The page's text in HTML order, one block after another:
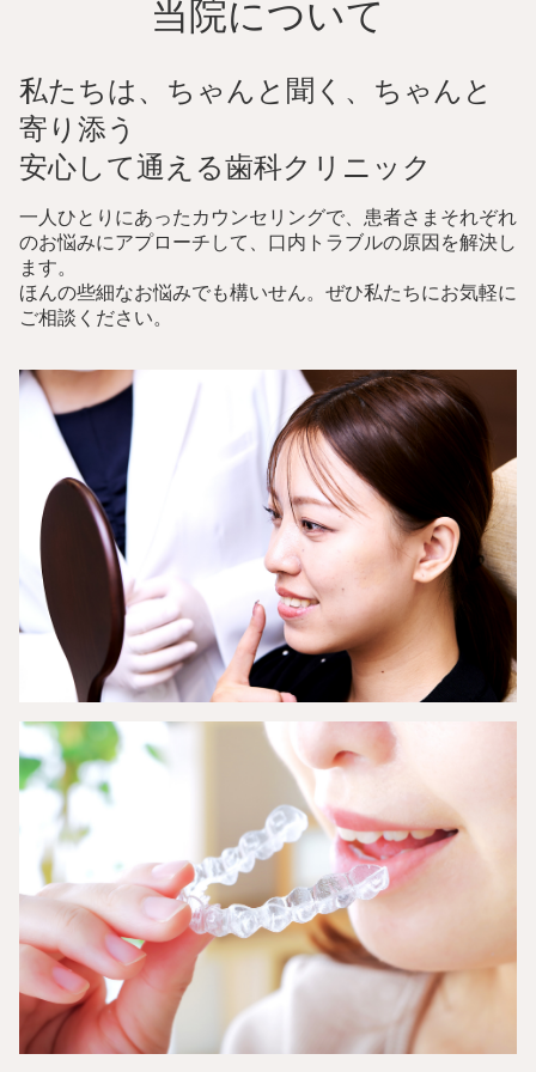
当院について
私たちは、ちゃんと聞く、ちゃんと
寄り添う
安心して通える歯科クリニック
一人ひとりにあったカウンセリングで、患者さまそれぞれ
のお悩みにアプローチして、口内トラブルの原因を解決し
ます。
ほんの些細なお悩みでも構いせん。ぜひ私たちにお気軽に
ご相談ください。